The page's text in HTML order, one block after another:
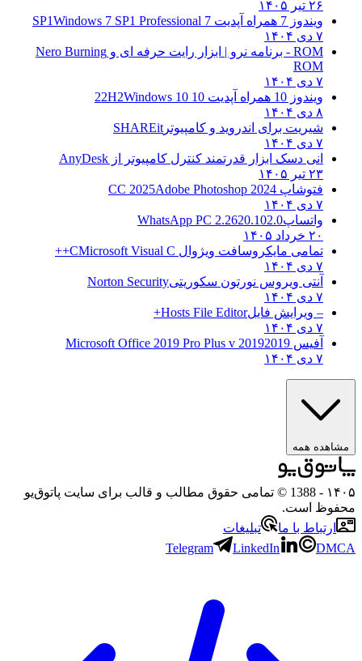
۲۶ تیر ۱۴۰۵
ویندوز 7 همراه آپدیت 7 SP1
Windows 7 SP1 Professional
۷ دی ۱۴۰۴
ROM - برنامه نرو | ابزار رایت حرفه ای و
Nero Burning
ROM
۷ دی ۱۴۰۴
ویندوز 10 همراه آپدیت 10 22H2
Windows 10
۸ دی ۱۴۰۴
شیریت برای اندروید و کامپیوتر SHAREit
۷ دی ۱۴۰۴
انی دسک ابزار قدرتمند کنترل کامپیوتر از AnyDesk
۲۳ تیر ۱۴۰۵
فتوشاپ CC 2025 Adobe Photoshop 2024
۷ دی ۱۴۰۴
واتساپWhatsApp PC 2.2620.102.0
۲۰ خرداد ۱۴۰۵
تمامی مایکروسافت ویژوال C Microsoft Visual C++
۷ دی ۱۴۰۴
آنتی ویروس نورتون سکوریتیNorton Security
۷ دی ۱۴۰۴
– ویرایش فایلHosts File Editor+
۷ دی ۱۴۰۴
آفیس 2019 2019 Microsoft Office 2019 Pro Plus v
۷ دی ۱۴۰۴
مشاهده همه
۱۴۰۵
- 1388 © تمامی حقوق مطالب و قالب برای سایت پاتوق‌یو
محفوظ است.
ارتباط با ما
تبلیغات
Telegram
LinkedIn DMCA